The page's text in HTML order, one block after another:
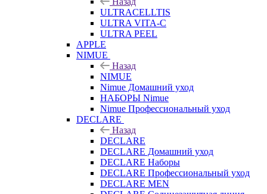
ULTRACELLTIS
ULTRA VITA-C
ULTRA PEEL
APPLE
NIMUE
Назад
NIMUE
Nimue Домашний уход
НАБОРЫ Nimue
Nimue Профессиональный уход
DECLARE
Назад
DECLARE
DECLARE Домашний уход
DECLARE Наборы
DECLARE Профессиональный уход
DECLARE MEN